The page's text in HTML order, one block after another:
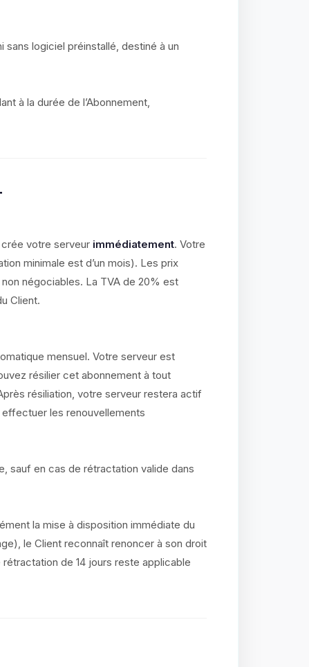
sans logiciel préinstallé, destiné à un
à la durée de l’Abonnement,
votre serveur immédiatement. Votre
minimale est d’un mois). Les prix
non négociables. La TVA de 20% est
Client.
mensuel. Votre serveur est
résilier cet abonnement à tout
résiliation, votre serveur restera actif
effectuer les renouvellements
sauf en cas de rétractation valide dans
la mise à disposition immédiate du
le Client reconnaît renoncer à son droit
de 14 jours reste applicable